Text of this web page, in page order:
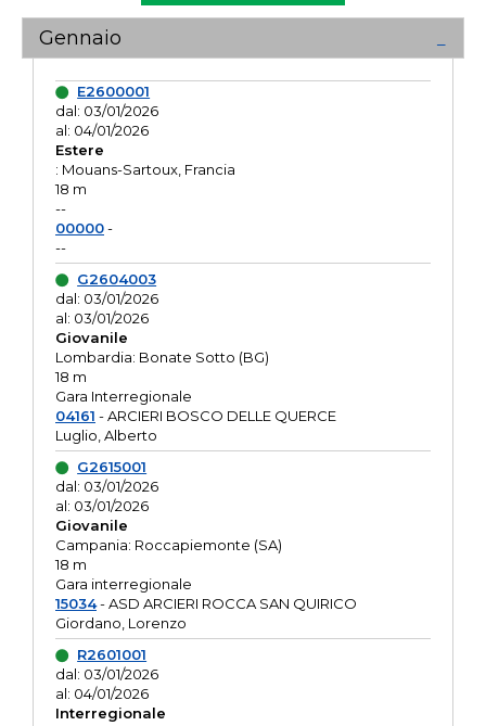
Gennaio
E2600001
dal: 03/01/2026
al: 04/01/2026
Estere
: Mouans-Sartoux, Francia
18 m
--
00000-
--
G2604003
dal: 03/01/2026
al: 03/01/2026
Giovanile
Lombardia: Bonate Sotto (BG)
18 m
Gara Interregionale
04161 - ARCIERI BOSCO DELLE QUERCE
Luglio, Alberto
G2615001
dal: 03/01/2026
al: 03/01/2026
Giovanile
Campania: Roccapiemonte (SA)
18 m
Gara interregionale
15034- ASD ARCIERI ROCCA SAN QUIRICO
Giordano, Lorenzo
R2601001
dal: 03/01/2026
al: 04/01/2026
Interregionale